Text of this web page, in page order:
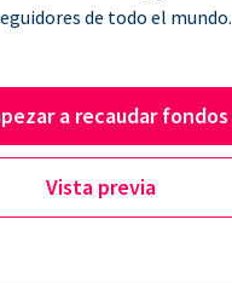
de todo el mundo.
a recaudar fondos
Vista previa